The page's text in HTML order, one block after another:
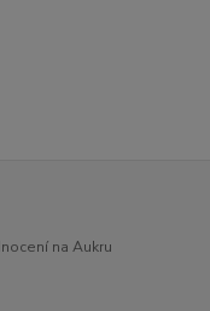
na Aukru